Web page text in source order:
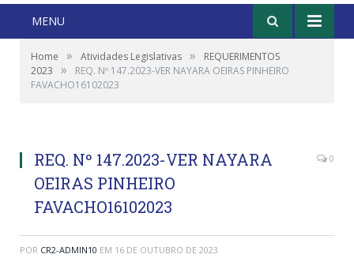
MENU
Home » Atividades Legislativas »
REQUERIMENTOS
2023
»
REQ. Nº 147.2023-VER NAYARA OEIRAS PINHEIRO
FAVACHO16102023
REQ. Nº 147.2023-VER NAYARA
OEIRAS PINHEIRO
FAVACHO16102023
0
POR CR2-ADMIN10 EM 16 DE OUTUBRO DE 2023